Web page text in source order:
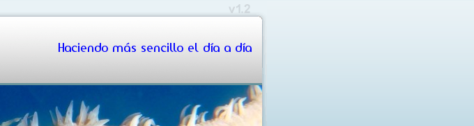
Haciendo más sencillo el día a día